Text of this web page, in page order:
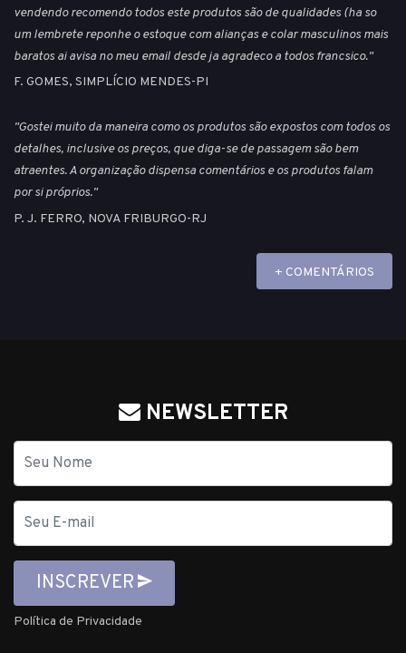
vendendo recomendo todos este produtos são de qualidades (ha so
um lembrete reponhe o estoque com alianças e colar masculinos mais
baratos ai avisa no meu email desde ja agradeco a todos francsico."
F. GOMES, SIMPLÍCIO MENDES-PI
"Gostei muito da maneira como os produtos são expostos com todos os
detalhes, inclusive os preços, que diga-se de passagem são bem
atraentes. A organização dispensa comentários e os produtos falam
por si próprios."
P. J. FERRO, NOVA FRIBURGO-RJ
+ COMENTÁRIOS
NEWSLETTER
mail
INSCREVER
Política de Privacidade